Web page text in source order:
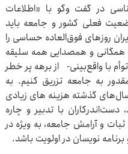
در گفت وگو با «اطلاعات
فعلی کشور و جامعه باید
روزهای فوق‌العاده حساسی را
همگانی و همصدایی همه سلیقه
با واقع‌بینی- از برهه پر خطر
به جامعه تزریق کنیم. به
گذشته هزینه های زیادی
دست‌اندرکاران با تدبیر و چاره
و آرامش جامعه، به ویژه در
نویسان در اولویت باشد.